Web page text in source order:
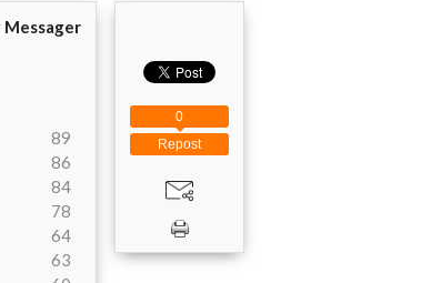
Messager
89
86
84
78
64
63
Repost
0